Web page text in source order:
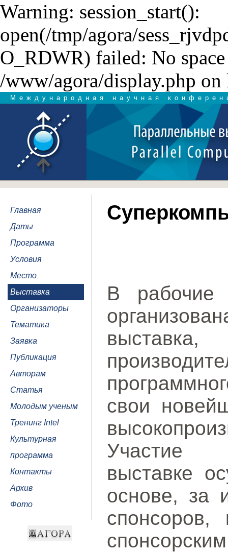
Warning: session_start():
open(/tmp/agora/
O_RDWR) failed: No
/www/agora/display.php on
Международная научная
Главная
Даты
Программа
Условия
Место
Выставка
Организаторы
Тематика
Заявка
Публикация
Авторам
Статья
Молодым ученым
Тренинг Intel
Культурная
программа
Контакты
Архив
Фото
В рабочие
свои
Участие
выставке
основе, за
спонсоров,